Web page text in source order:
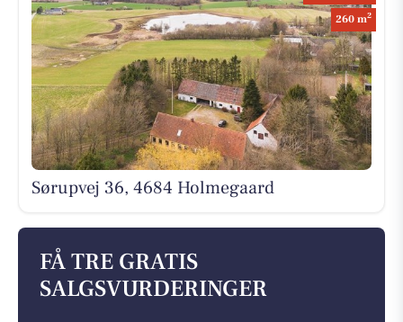
260 m2
Sørupvej 36, 4684 Holmegaard
FÅ TRE GRATIS
SALGSVURDERINGER